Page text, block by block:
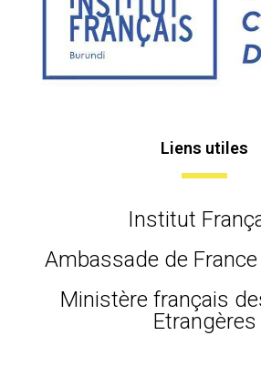
Liens utiles
Institut
Ambassade de
Ministère français
Etrangères